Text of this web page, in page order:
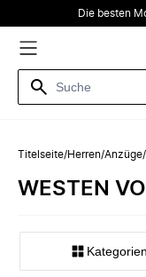
Die besten
Titelseite/Herren/Anzüge/
WESTEN
Kategorien